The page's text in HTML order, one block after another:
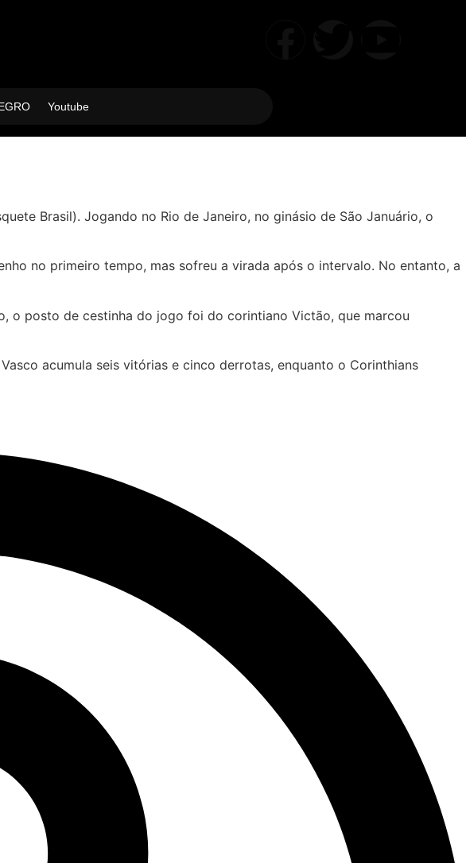
Youtube
Brasil). Jogando no Rio de Janeiro, no ginásio de São Januário, o
no primeiro tempo, mas sofreu a virada após o intervalo. No entanto, a
o posto de cestinha do jogo foi do corintiano Victão, que marcou
acumula seis vitórias e cinco derrotas, enquanto o Corinthians